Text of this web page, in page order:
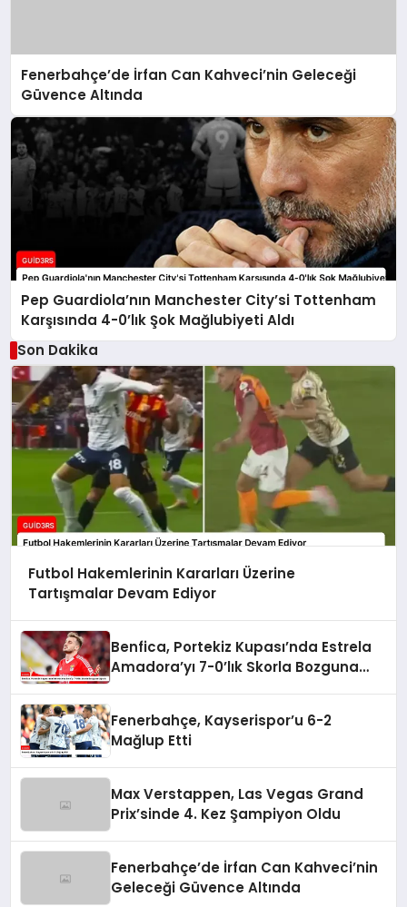
Fenerbahçe’de İrfan Can Kahveci’nin Geleceği
Güvence Altında
Pep Guardiola’nın Manchester City’si Tottenham
Karşısında 4-0’lık Şok Mağlubiyeti Aldı
Son Dakika
Futbol Hakemlerinin Kararları Üzerine
Tartışmalar Devam Ediyor
Benfica, Portekiz Kupası’nda Estrela
Amadora’yı 7-0’lık Skorla Bozguna
Fenerbahçe, Kayserispor’u 6-2
Mağlup Etti
Max Verstappen, Las Vegas Grand
Prix’sinde 4. Kez Şampiyon Oldu
Fenerbahçe’de İrfan Can Kahveci’nin
Geleceği Güvence Altında